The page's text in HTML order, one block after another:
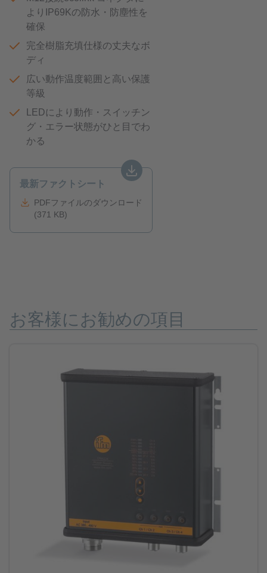
よりIP69Kの防水・防塵性を
確保
完全樹脂充填仕様の丈夫なボ
ディ
広い動作温度範囲と高い保護
等級
LEDにより動作・スイッチン
グ・エラー状態がひと目でわ
かる
最新ファクトシート
PDFファイルのダウンロード
(371 KB)
お客様にお勧めの項目